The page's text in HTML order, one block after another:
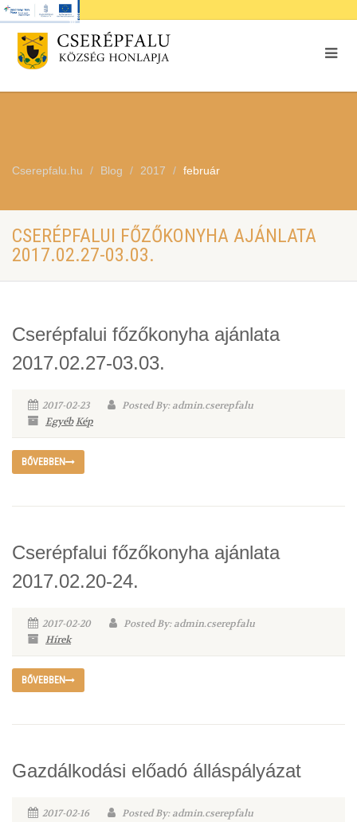
Cserepfalu.hu Blog 2017 február
CSERÉPFALUI FŐZŐKONYHA AJÁNLATA
2017.02.27-03.03.
Cserépfalui főzőkonyha ajánlata
2017.02.27-03.03.
2017-02-23
Posted By: admin.cserepfalu
EgyébKép
BŐVEBBEN
Cserépfalui főzőkonyha ajánlata
2017.02.20-24.
2017-02-20
Posted By: admin.cserepfalu
Hírek
BŐVEBBEN
Gazdálkodási előadó álláspályázat
2017-02-16
Posted By: admin.cserepfalu